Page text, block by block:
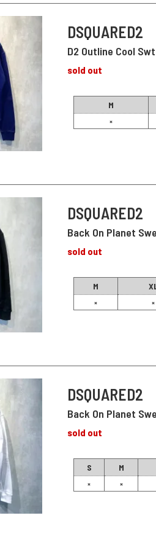
DSQUARED2
D2 Outline Cool Swt
sold out
M
×
DSQUARED2
Back On Planet
sold out
M
× ×
DSQUARED2
Back On Planet
sold out
S M
× ×